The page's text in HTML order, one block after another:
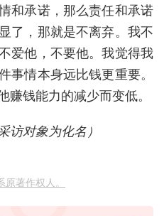
和承诺，那么责任和承诺
了，那就是不离弃。我不
爱他，不要他。我觉得我
事情本身远比钱更重要。
钱能力的减少而变低。
访对象为化名）
著作权人。